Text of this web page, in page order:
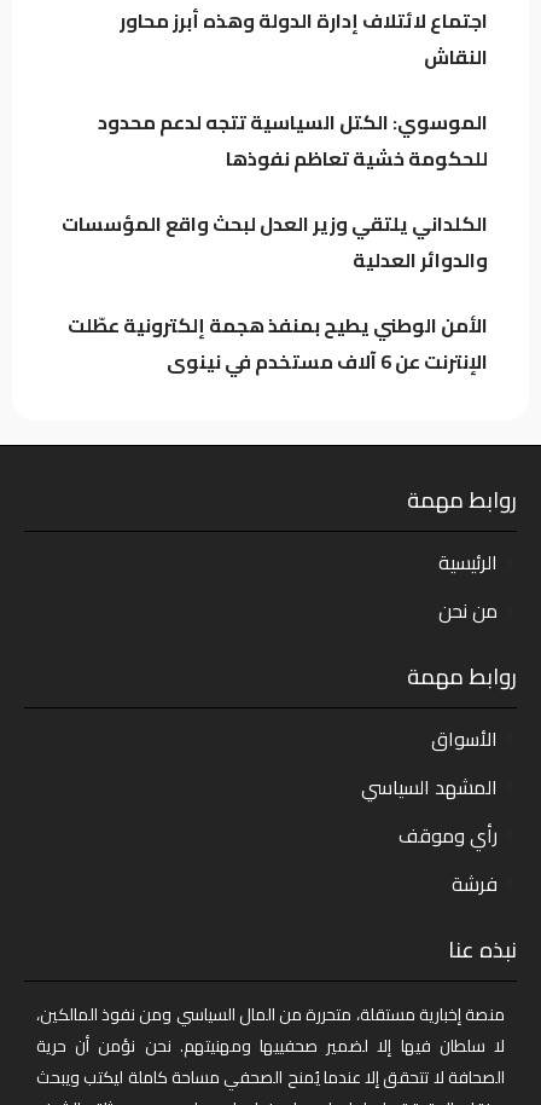
المؤسسات والدوائر العدلية
اجتماع لائتلاف إدارة الدولة وهذه أبرز محاور
النقاش
الموسوي: الكتل السياسية تتجه لدعم محدود
للحكومة خشية تعاظم نفوذها
الكلداني يلتقي وزير العدل لبحث واقع المؤسسات
والدوائر العدلية
الأمن الوطني يطيح بمنفذ هجمة إلكترونية عطّلت
الإنترنت عن 6 آلاف مستخدم في نينوى
روابط مهمة
الرئيسية
من نحن
روابط مهمة
الأسواق
المشهد السياسي
رأي وموقف
فرشة
نبذه عنا
منصة إخبارية مستقلة، متحررة من المال السياسي ومن نفوذ المالكين،
لا سلطان فيها إلا لضمير صحفييها ومهنيتهم. نحن نؤمن أن حرية
الصحافة لا تتحقق إلا عندما يُمنح الصحفي مساحة كاملة ليكتب ويبحث